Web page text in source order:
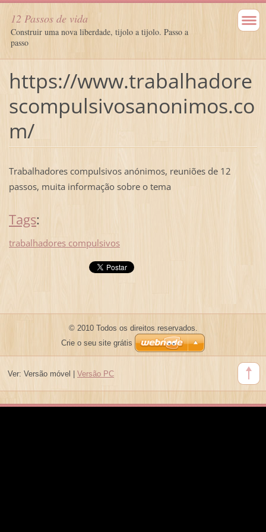
12 Passos de vida
Construir uma nova liberdade, tijolo a tijolo. Passo a
passo
https://www.trabalhadore
scompulsivosanonimos.co
m/
Trabalhadores compulsivos anónimos, reuniões de 12
passos, muita informação sobre o tema
Tags:
trabalhadores compulsivos
© 2010 Todos os direitos reservados.
Crie o seu site grátis
Ver: Versão móvel Versão PC